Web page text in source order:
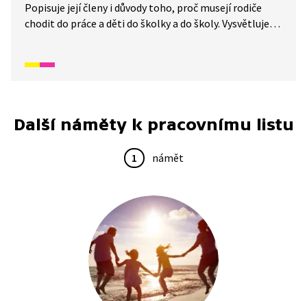
Popisuje její členy i důvody toho, proč musejí rodiče
chodit do práce a děti do školky a do školy. Vysvětluje,
na rodinu.
Další náměty k pracovnímu listu
1 námět